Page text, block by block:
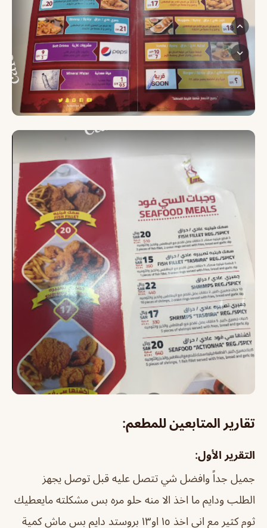
تقارير المتابعين للمطعم:
التقرير الأول:
جميل جداً وافضل شي تتصل عليه قبل توصل يجهز
الطلب ودايم ما اخذ الا منه حلو مره بس مشكلته مايعطيك
ثوم كثير مع اني اخذ ١٥ او١٣ بروستد دايم بس ماش كمية